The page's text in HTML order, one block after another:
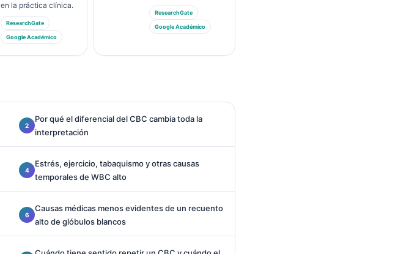
en la práctica clínica.
ResearchGate
Google Académico
ResearchGate
Google Académico
Por qué el diferencial del CBC cambia toda la
interpretación
Estrés, ejercicio, tabaquismo y otras causas
temporales de WBC alto
Causas médicas menos evidentes de un recuento
alto de glóbulos blancos